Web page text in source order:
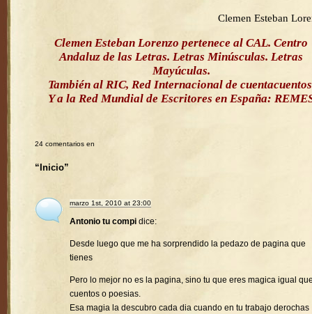
Clemen Esteban
Clemen Esteban Lorenzo pertenece al CAL. Centro
Andaluz de las Letras. Letras Minúsculas. Letras
Mayúculas.
También al RIC, Red Internacional de
Y a la Red Mundial de Escritores en España:
24 comentarios en
“Inicio”
marzo 1st, 2010 at 23:00
Antonio tu compi dice:
Desde luego que me ha sorprendido la pedazo de pagina que
tienes
Pero lo mejor no es la pagina, sino tu que eres magica igual
cuentos o poesias.
Esa magia la descubro cada dia cuando en tu trabajo derochas